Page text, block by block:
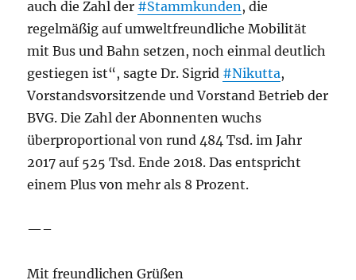
auch die Zahl der #Stammkunden , die
regelmäßig auf umweltfreundliche Mobilität
mit Bus und Bahn setzen, noch einmal deutlich
gestiegen ist“, sagte Dr. Sigrid #Nikutta,
Vorstandsvorsitzende und Vorstand Betrieb der
BVG. Die Zahl der Abonnenten wuchs
überproportional von rund 484 Tsd. im Jahr
2017 auf 525 Tsd. Ende 2018. Das entspricht
einem Plus von mehr als 8 Prozent.
—–
Mit freundlichen Grüßen